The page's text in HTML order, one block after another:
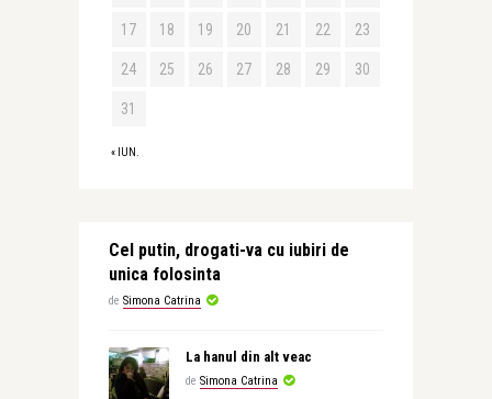
« IUN.
17 18 19 20 21 22 23
24 25 26 27 28 29 30
31
Cel putin, drogati-va cu iubiri de
unica folosinta
de Simona Catrina
La hanul din alt veac
de Simona Catrina